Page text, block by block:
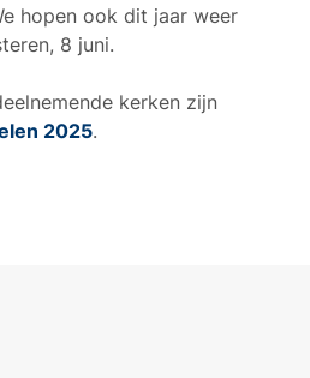
hopen ook dit jaar weer
8 juni.
kerken zijn
2025.